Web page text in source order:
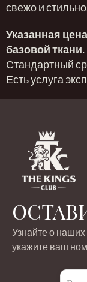
свежо и
Указанная
базовой ткани.
Стандартный
Есть услуга
Узнайте о
укажите ваш